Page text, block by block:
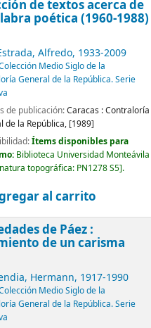
de textos acerca de
poética (1960-1988)
Alfredo, 1933-2009
Medio Siglo de la
General de la República. Serie
de publicación:Caracas :Contraloría
de la República, [1989]
Ítems disponibles para
Biblioteca Universidad Monteávila
topográfica: PN1278 S5 .
al carrito
de Páez :
de un carisma
Hermann, 1917-1990
Medio Siglo de la
General de la República. Serie